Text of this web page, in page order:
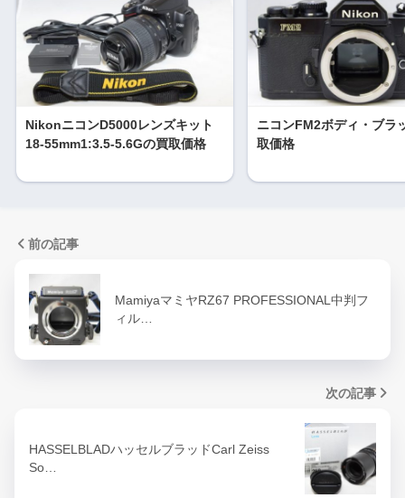
NikonニコンD5000レンズキット
18-55mm1:3.5-5.6Gの買取価格
ニコンFM2ボディ・ブラ
取価格
前の記事
MamiyaマミヤRZ67 PROFESSIONAL中判フ
ィル…
次の記事
HASSELBLADハッセルブラッドCarl Zeiss
So…